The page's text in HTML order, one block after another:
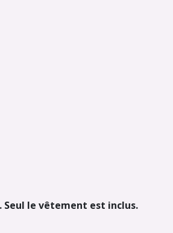
Seul le vêtement est inclus.